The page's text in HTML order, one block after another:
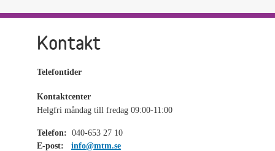
Kontakt
Telefontider
Kontaktcenter
Helgfri måndag till fredag 09:00-11:00
Telefon: 040-653 27 10
E-post:
info@mtm.se